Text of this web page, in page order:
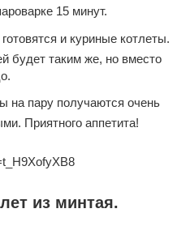
15 минут.
и куриные котлеты.
будет таким же, но вместо
на пару получаются очень
Приятного аппетита!
из минтая.